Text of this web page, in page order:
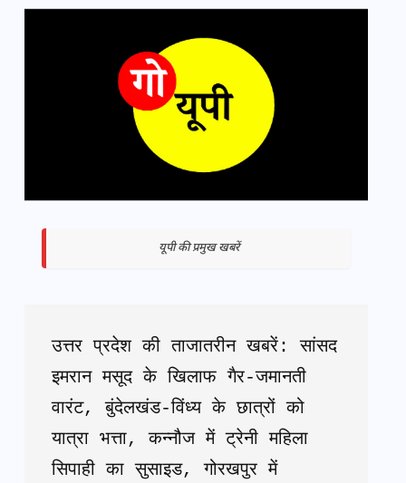
यूपी की प्रमुख खबरें
उत्तर प्रदेश की ताजातरीन खबरें: सांसद
इमरान मसूद के खिलाफ गैर-जमानती
वारंट, बुंदेलखंड-विंध्य के छात्रों को
यात्रा भत्ता, कन्नौज में ट्रेनी महिला
सिपाही का सुसाइड, गोरखपुर में